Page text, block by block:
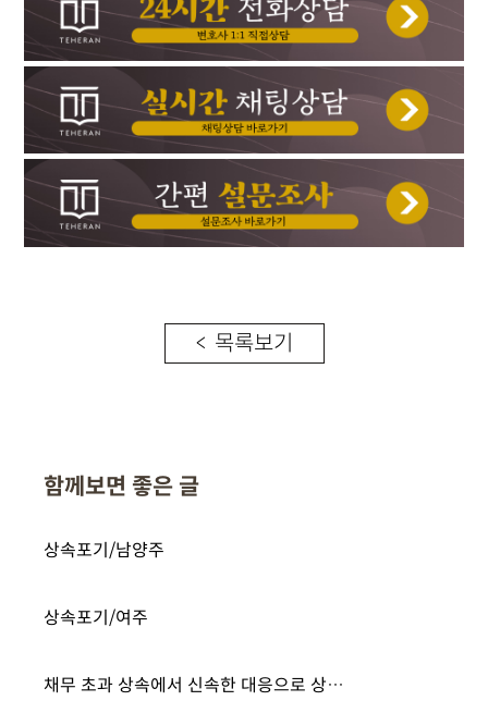
< 목록보기
함께보면 좋은 글
상속포기/남양주
상속포기/여주
채무 초과 상속에서 신속한 대응으로 상속포기 인용을 이끌어낸 사례